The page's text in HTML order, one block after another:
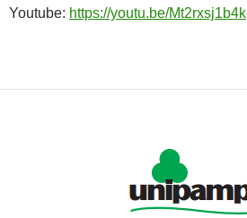
Youtube: https://youtu.be/Mt2rxsj1b4k